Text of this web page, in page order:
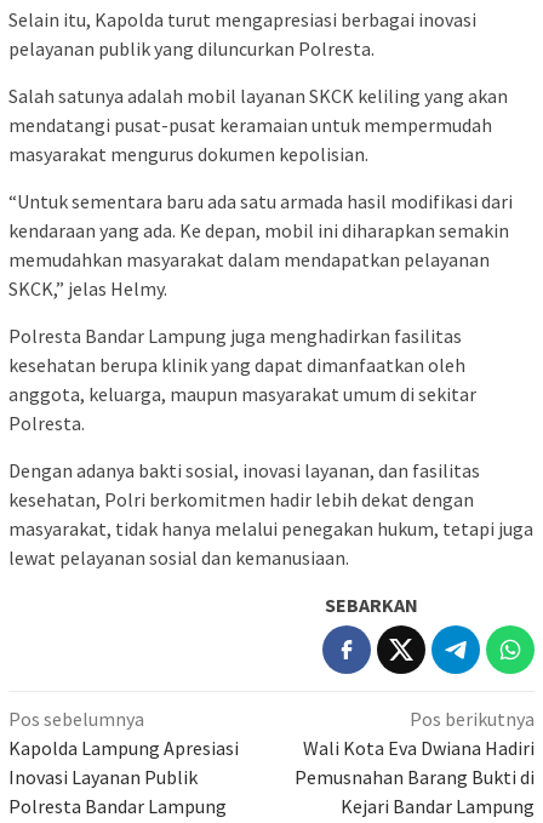
Selain itu, Kapolda turut mengapresiasi berbagai inovasi
pelayanan publik yang diluncurkan Polresta.
Salah satunya adalah mobil layanan SKCK keliling yang akan
mendatangi pusat-pusat keramaian untuk mempermudah
masyarakat mengurus dokumen kepolisian.
“Untuk sementara baru ada satu armada hasil modifikasi dari
kendaraan yang ada. Ke depan, mobil ini diharapkan semakin
memudahkan masyarakat dalam mendapatkan pelayanan
SKCK,” jelas Helmy.
Polresta Bandar Lampung juga menghadirkan fasilitas
kesehatan berupa klinik yang dapat dimanfaatkan oleh
anggota, keluarga, maupun masyarakat umum di sekitar
Polresta.
Dengan adanya bakti sosial, inovasi layanan, dan fasilitas
kesehatan, Polri berkomitmen hadir lebih dekat dengan
masyarakat, tidak hanya melalui penegakan hukum, tetapi juga
lewat pelayanan sosial dan kemanusiaan.
SEBARKAN
Navigasi
pos
Pos sebelumnya
Kapolda Lampung Apresiasi
Inovasi Layanan Publik
Polresta Bandar Lampung
Pos berikutnya
Wali Kota Eva Dwiana Hadiri
Pemusnahan Barang Bukti di
Kejari Bandar Lampung